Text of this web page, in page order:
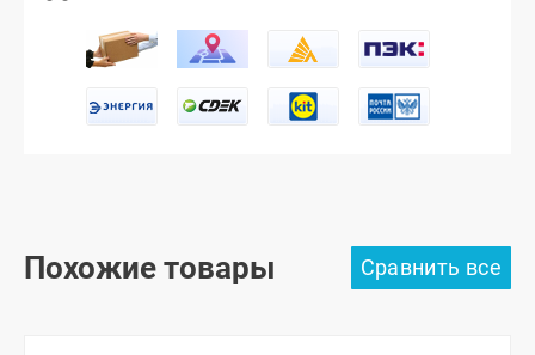
Похожие товары